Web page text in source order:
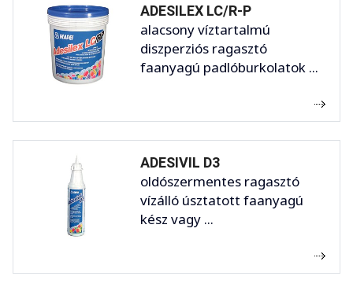
ADESILEX LC/R-P
alacsony víztartalmú
diszperziós ragasztó
faanyagú padlóburkolatok ...
ADESIVIL D3
oldószermentes ragasztó
vízálló úsztatott faanyagú
kész vagy ...